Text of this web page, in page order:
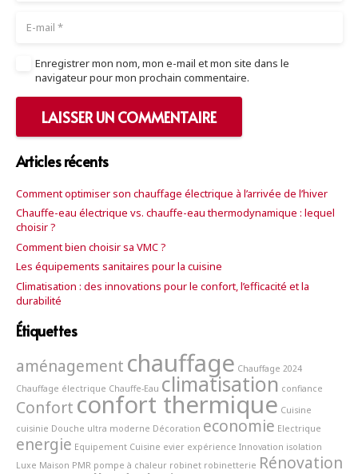
Enregistrer mon nom, mon e-mail et mon site dans le
navigateur pour mon prochain commentaire.
LAISSER UN COMMENTAIRE
Articles récents
Comment optimiser son chauffage électrique à l’arrivée de l’hiver
Chauffe-eau électrique vs. chauffe-eau thermodynamique : lequel
choisir ?
Comment bien choisir sa VMC ?
Les équipements sanitaires pour la cuisine
Climatisation : des innovations pour le confort, l’efficacité et la
durabilité
Étiquettes
aménagement chauffage Chauffage 2024
Chauffage électrique Chauffe-Eau climatisation confiance
Confort confort thermique Cuisine
cuisinie Douche ultra moderne Décoration economie Electrique
energie Equipement Cuisine evier expérience Innovation isolation
Luxe Maison PMR pompe à chaleur robinet robinetterie Rénovation